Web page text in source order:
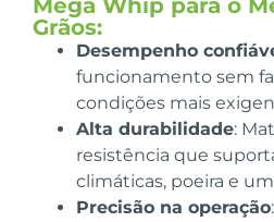
Mega Whip para o
Grãos:
Desempenho
funcionamento sem
condições mais
Alta durabilidade:
resistência que
climáticas, poeira e
Precisão na operação